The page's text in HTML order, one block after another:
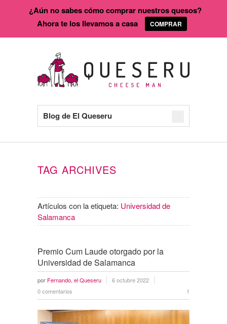
Blog de El Queseru
TAG ARCHIVES
Artículos con la etiqueta: Universidad de
Salamanca
Premio Cum Laude otorgado por la
Universidad de Salamanca
por Fernando, el Queseru
6 octubre 2022
0 comentarios
1
¿Aún no sabes cómo comprar nuestros quesos?
Ahora te los llevamos a casa
COMPRAR